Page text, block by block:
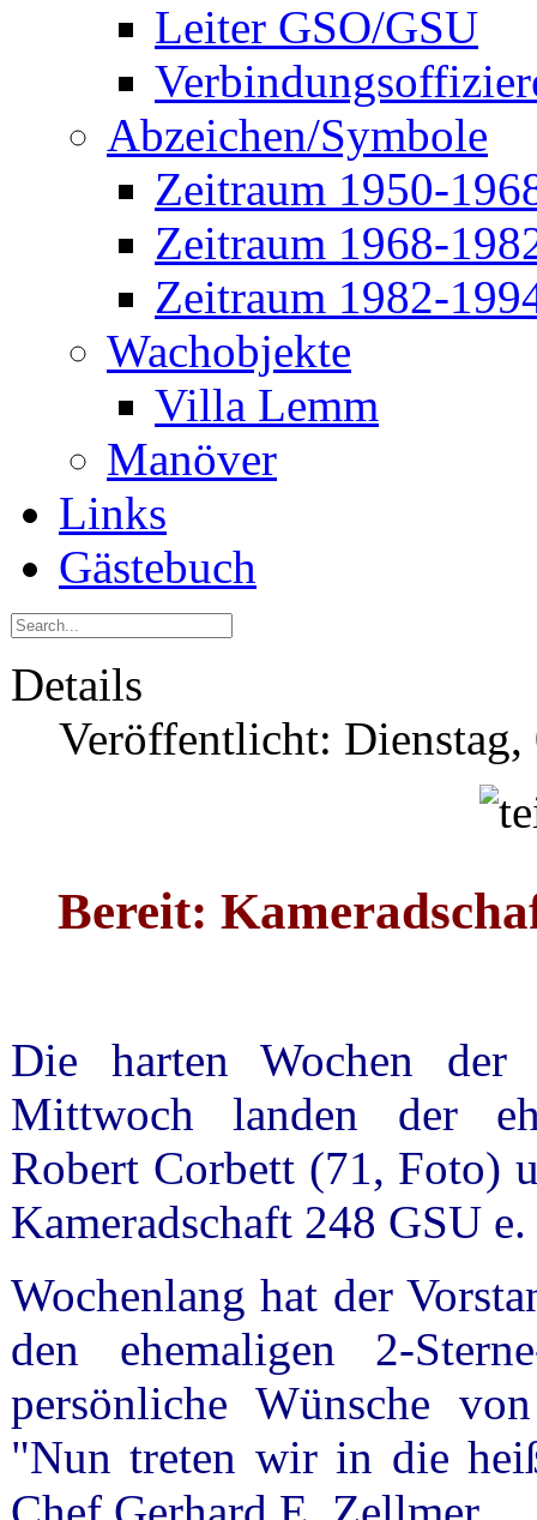
Leiter GSO/GSU
Abzeichen/Symbole
Zeitraum 1950-
Zeitraum 1968-
Zeitraum 1982-
Wachobjekte
Villa Lemm
Manöver
Links
Gästebuch
Details
Veröffentlicht:
Bereit:
Die harten Wochen
Mittwoch landen der
Robert Corbett (71, Foto)
Kameradschaft 248 GSU
Wochenlang hat der
den ehemaligen 2-
persönliche Wünsche
"Nun treten wir in die